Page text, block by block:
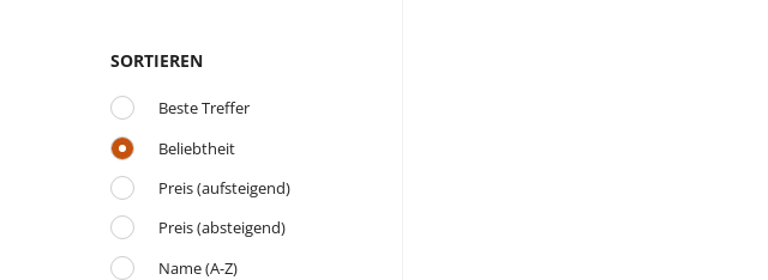
SORTIEREN
Beste Treffer
Beliebtheit
Preis (aufsteigend)
Preis (absteigend)
Name (A-Z)